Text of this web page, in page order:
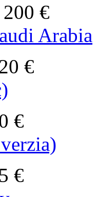
200 €
Arabia
€
€
€